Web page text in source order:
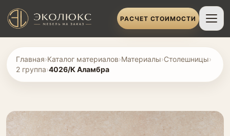
РАСЧЕТ СТОИМОСТИ
Главная›Каталог материалов›Материалы›Столешницы›
2 группа›4026/К Аламбра